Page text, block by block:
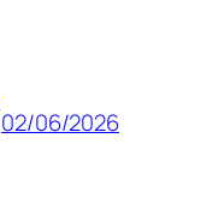
02/06/2026